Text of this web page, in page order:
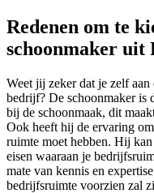
Redenen om te
schoonmaker uit
Weet jij zeker dat je zelf
bedrijf? De schoonmaker is
bij de schoonmaak, dit
Ook heeft hij de ervaring
ruimte moet hebben. Hij
eisen waaraan je
mate van kennis en
bedrijfsruimte voorzien zal